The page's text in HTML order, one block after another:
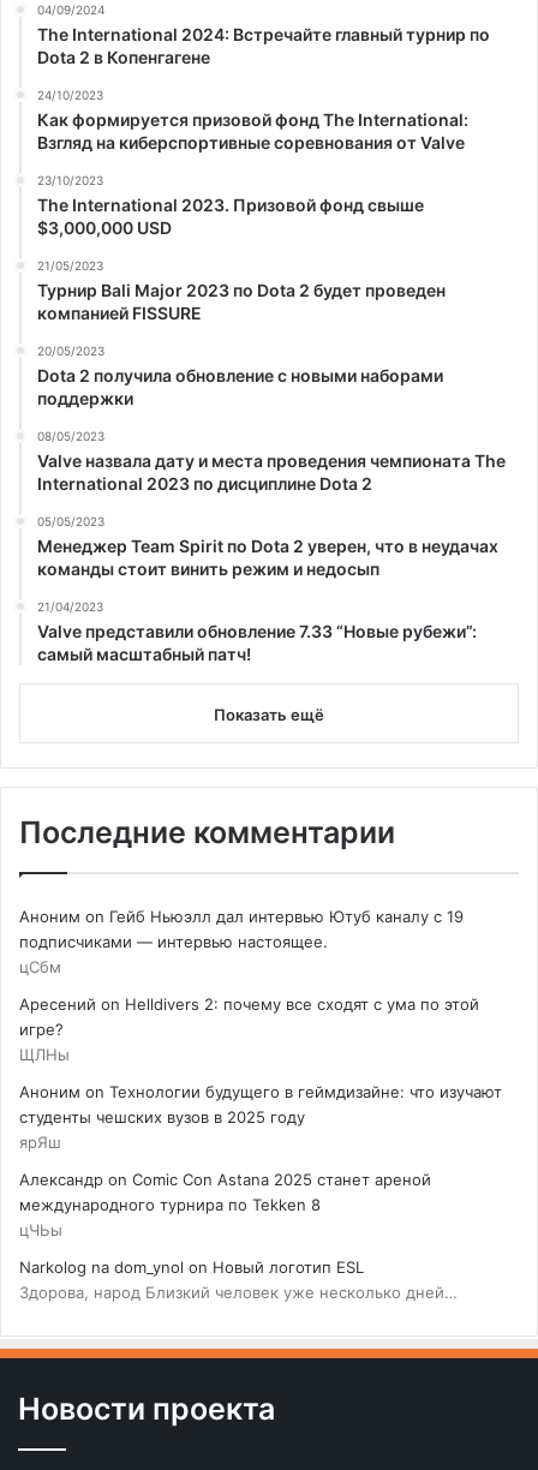
04/09/2024
The International 2024: Встречайте главный турнир по
Dota 2 в Копенгагене
24/10/2023
Как формируется призовой фонд The International:
Взгляд на киберспортивные соревнования от Valve
23/10/2023
The International 2023. Призовой фонд свыше
$3,000,000 USD
21/05/2023
Турнир Bali Major 2023 по Dota 2 будет проведен
компанией FISSURE
20/05/2023
Dota 2 получила обновление с новыми наборами
поддержки
08/05/2023
Valve назвала дату и места проведения чемпионата The
International 2023 по дисциплине Dota 2
05/05/2023
Менеджер Team Spirit по Dota 2 уверен, что в неудачах
команды стоит винить режим и недосып
21/04/2023
Valve представили обновление 7.33 “Новые рубежи”:
самый масштабный патч!
Показать ещё
Последние комментарии
Аноним on Гейб Ньюэлл дал интервью Ютуб каналу с 19
подписчиками — интервью настоящее.
цСбм
Аресений on Helldivers 2: почему все сходят с ума по этой
игре?
ЩЛНы
Аноним on Технологии будущего в геймдизайне: что изучают
студенты чешских вузов в 2025 году
ярЯш
Александр on Comic Con Astana 2025 станет ареной
международного турнира по Tekken 8
цЧЬы
Narkolog na dom_ynol on Новый логотип ESL
Здорова, народ Близкий человек уже несколько дней…
Новости проекта